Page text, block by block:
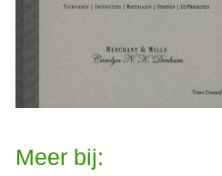
Meer bij: